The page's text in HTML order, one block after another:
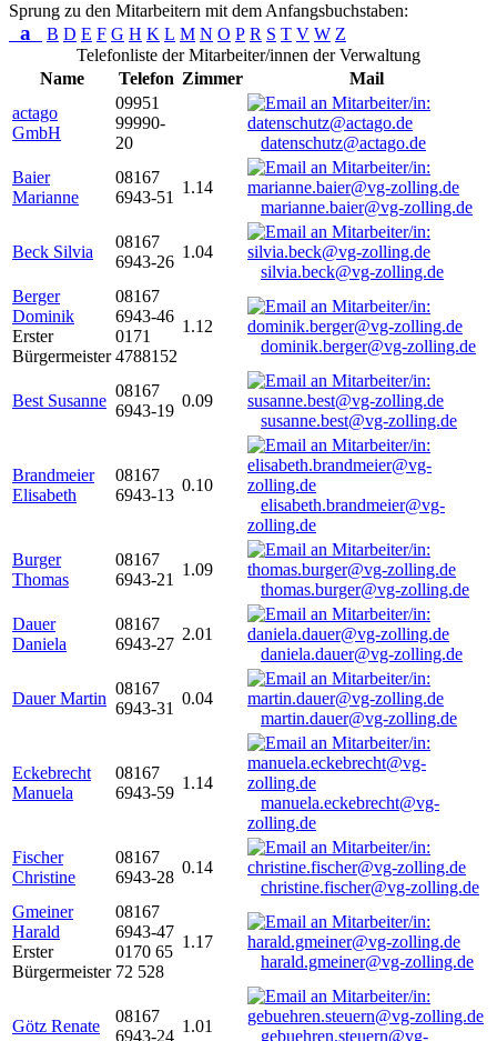
Sprung zu den Mitarbeitern mit dem Anfangsbuchstaben:
a B D E F G H K L M N O P R S T V W Z
Telefonliste der Mitarbeiter/innen der Verwaltung
Name
Telefon Zimmer
Mail
actago
GmbH
09951
99990-
20
datenschutz@actago.de
Baier
Marianne
08167
6943-51
1.14
marianne.baier@vg-zolling.de
Beck Silvia
08167
6943-26
1.04
silvia.beck@vg-zolling.de
Berger
Dominik
Erster
Bürgermeister
08167
6943-46
0171
4788152
1.12
dominik.berger@vg-zolling.de
Best Susanne
08167
6943-19
0.09
susanne.best@vg-zolling.de
Brandmeier
Elisabeth
08167
6943-13
0.10
elisabeth.brandmeier@vg-
zolling.de
Burger
Thomas
08167
6943-21
1.09
thomas.burger@vg-zolling.de
Dauer
Daniela
08167
6943-27
2.01
daniela.dauer@vg-zolling.de
Dauer Martin
08167
6943-31
0.04
martin.dauer@vg-zolling.de
Eckebrecht
Manuela
08167
6943-59
1.14
manuela.eckebrecht@vg-
zolling.de
Fischer
Christine
08167
6943-28
0.14
christine.fischer@vg-zolling.de
Gmeiner
Harald
Erster
Bürgermeister
08167
6943-47
0170 65
72 528
1.17
harald.gmeiner@vg-zolling.de
Götz Renate
08167
6943-24
1.01
gebuehren.steuern@vg-